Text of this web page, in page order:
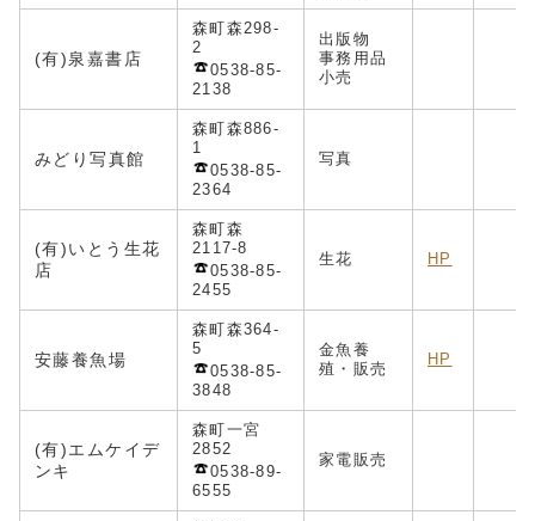
(有)泉嘉書店
森町森298-
2
0538-85-
2138
出版物
事務用品
小売
みどり写真館
森町森886-
1
0538-85-
2364
写真
(有)いとう生花
店
森町森
2117-8
0538-85-
2455
生花 HP
安藤養魚場
森町森364-
5
0538-85-
3848
金魚養
殖・販売
HP
(有)エムケイデ
ンキ
森町一宮
2852
0538-89-
6555
家電販売